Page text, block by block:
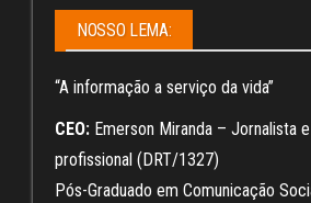
NOSSO LEMA:
“A informação a serviço da vida”
CEO: Emerson Miranda – Jornalista
profissional (DRT/1327)
Pós-Graduado em Comunicação